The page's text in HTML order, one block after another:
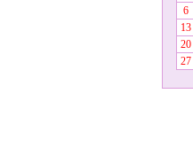
6
13
20
27